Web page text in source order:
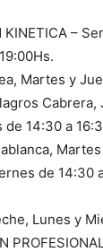
KINETICA –
Martes y
de 14:30 a
de 14:30
Lunes y